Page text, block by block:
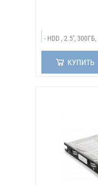
HDD , 2.5'',
КУПИТЬ